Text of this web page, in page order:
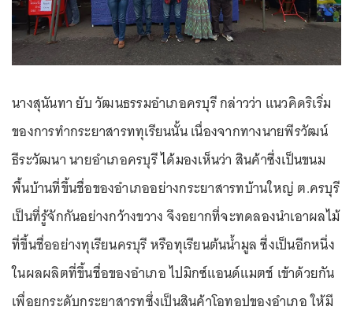
นางสุนันทา ยับ วัฒนธรรมอำเภอครบุรี กล่าวว่า แนวคิดริเริ่ม
ของการทำกระยาสารททุเรียนนั้น เนื่องจากทางนายพีรวัฒน์
ธีระวัฒนา นายอำเภอครบุรี ได้มองเห็นว่า สินค้าซึ่งเป็นขนม
พื้นบ้านที่ขึ้นชื่อของอำเภออย่างกระยาสารทบ้านใหญ่ ต.ครบุรี
เป็นที่รู้จักกันอย่างกว้างขวาง จึงอยากที่จะทดลองนำเอาผลไม้
ที่ขึ้นชื่ออย่างทุเรียนครบุรี หรือทุเรียนต้นน้ำมูล ซึ่งเป็นอีกหนึ่ง
ในผลผลิตที่ขึ้นชื่อของอำเภอ ไปมิกซ์แอนด์แมตช์ เข้าด้วยกัน
เพื่อยกระดับกระยาสารทซึ่งเป็นสินค้าโอทอปของอำเภอ ให้มี